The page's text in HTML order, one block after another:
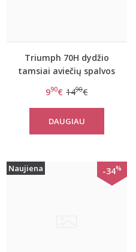
Triumph 70H dydžio
tamsiai aviečių spalvos
Basics WP
990€ 1490€
DAUGIAU
Naujiena -34%